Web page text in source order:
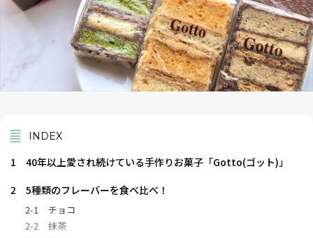
INDEX
1
40年以上愛され続けている手作りお菓子「Gotto(ゴット)」
2
5種類のフレーバーを食べ比べ！
2-1
チョコ
2-2
抹茶